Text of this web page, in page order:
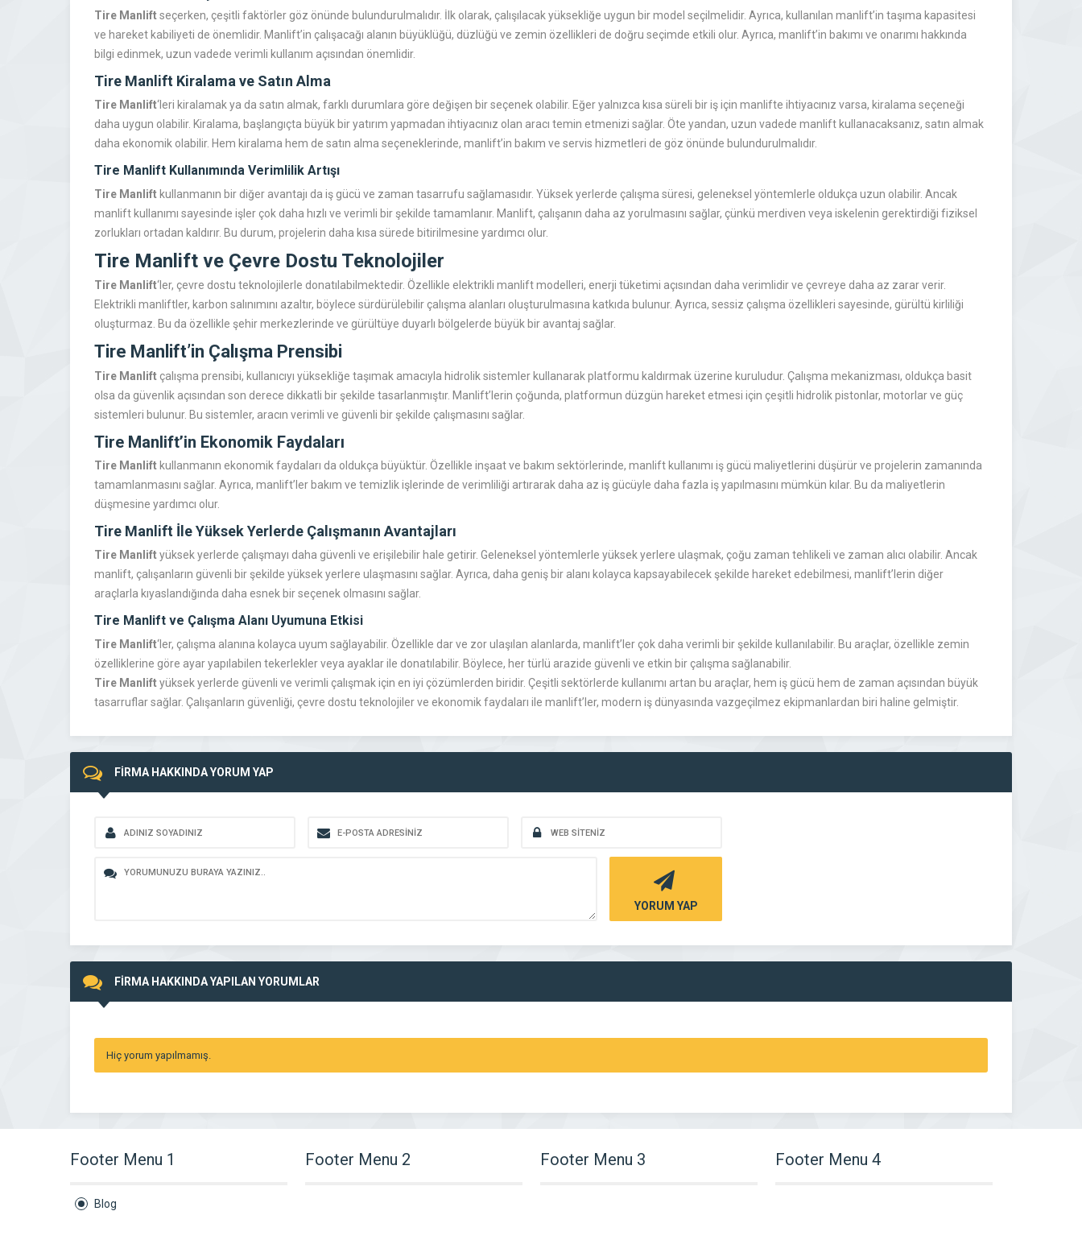
Tire Manliftseçerken, çeşitli faktörler göz önünde bulundurulmalıdır. İlk olarak, çalışılacak yüksekliğe uygun bir model seçilmelidir. Ayrıca, kullanılan manlift’in taşıma kapasitesi
ve hareket kabiliyeti de önemlidir. Manlift’in çalışacağı alanın büyüklüğü, düzlüğü ve zemin özellikleri de doğru seçimde etkili olur. Ayrıca, manlift’in bakımı ve onarımı hakkında
bilgi edinmek, uzun vadede verimli kullanım açısından önemlidir.
Tire Manlift Kiralama ve Satın Alma
Tire Manlift‘leri kiralamak ya da satın almak, farklı durumlara göre değişen bir seçenek olabilir. Eğer yalnızca kısa süreli bir iş için manlifte ihtiyacınız varsa, kiralama seçeneği
daha uygun olabilir. Kiralama, başlangıçta büyük bir yatırım yapmadan ihtiyacınız olan aracı temin etmenizi sağlar. Öte yandan, uzun vadede manlift kullanacaksanız, satın almak
daha ekonomik olabilir. Hem kiralama hem de satın alma seçeneklerinde, manlift’in bakım ve servis hizmetleri de göz önünde bulundurulmalıdır.
Tire Manlift Kullanımında Verimlilik Artışı
Tire Manlift kullanmanın bir diğer avantajı da iş gücü ve zaman tasarrufu sağlamasıdır. Yüksek yerlerde çalışma süresi, geleneksel yöntemlerle oldukça uzun olabilir. Ancak
manlift kullanımı sayesinde işler çok daha hızlı ve verimli bir şekilde tamamlanır. Manlift, çalışanın daha az yorulmasını sağlar, çünkü merdiven veya iskelenin gerektirdiği fiziksel
zorlukları ortadan kaldırır. Bu durum, projelerin daha kısa sürede bitirilmesine yardımcı olur.
Tire Manlift ve Çevre Dostu Teknolojiler
Tire Manlift‘ler, çevre dostu teknolojilerle donatılabilmektedir. Özellikle elektrikli manlift modelleri, enerji tüketimi açısından daha verimlidir ve çevreye daha az zarar verir.
Elektrikli manliftler, karbon salınımını azaltır, böylece sürdürülebilir çalışma alanları oluşturulmasına katkıda bulunur. Ayrıca, sessiz çalışma özellikleri sayesinde, gürültü kirliliği
oluşturmaz. Bu da özellikle şehir merkezlerinde ve gürültüye duyarlı bölgelerde büyük bir avantaj sağlar.
Tire Manlift’in Çalışma Prensibi
Tire Manlift çalışma prensibi, kullanıcıyı yüksekliğe taşımak amacıyla hidrolik sistemler kullanarak platformu kaldırmak üzerine kuruludur. Çalışma mekanizması, oldukça basit
olsa da güvenlik açısından son derece dikkatli bir şekilde tasarlanmıştır. Manlift’lerin çoğunda, platformun düzgün hareket etmesi için çeşitli hidrolik pistonlar, motorlar ve güç
sistemleri bulunur. Bu sistemler, aracın verimli ve güvenli bir şekilde çalışmasını sağlar.
Tire Manlift’in Ekonomik Faydaları
Tire Manlift kullanmanın ekonomik faydaları da oldukça büyüktür. Özellikle inşaat ve bakım sektörlerinde, manlift kullanımı iş gücü maliyetlerini düşürür ve projelerin zamanında
tamamlanmasını sağlar. Ayrıca, manlift’ler bakım ve temizlik işlerinde de verimliliği artırarak daha az iş gücüyle daha fazla iş yapılmasını mümkün kılar. Bu da maliyetlerin
düşmesine yardımcı olur.
Tire Manlift İle Yüksek Yerlerde Çalışmanın Avantajları
Tire Manliftyüksek yerlerde çalışmayı daha güvenli ve erişilebilir hale getirir. Geleneksel yöntemlerle yüksek yerlere ulaşmak, çoğu zaman tehlikeli ve zaman alıcı olabilir. Ancak
manlift, çalışanların güvenli bir şekilde yüksek yerlere ulaşmasını sağlar. Ayrıca, daha geniş bir alanı kolayca kapsayabilecek şekilde hareket edebilmesi, manlift’lerin diğer
araçlarla kıyaslandığında daha esnek bir seçenek olmasını sağlar.
Tire Manlift ve Çalışma Alanı Uyumuna Etkisi
Tire Manlift‘ler, çalışma alanına kolayca uyum sağlayabilir. Özellikle dar ve zor ulaşılan alanlarda, manlift’ler çok daha verimli bir şekilde kullanılabilir. Bu araçlar, özellikle zemin
özelliklerine göre ayar yapılabilen tekerlekler veya ayaklar ile donatılabilir. Böylece, her türlü arazide güvenli ve etkin bir çalışma sağlanabilir.
Tire Manliftyüksek yerlerde güvenli ve verimli çalışmak için en iyi çözümlerden biridir. Çeşitli sektörlerde kullanımı artan bu araçlar, hem iş gücü hem de zaman açısından büyük
tasarruflar sağlar. Çalışanların güvenliği, çevre dostu teknolojiler ve ekonomik faydaları ile manlift’ler, modern iş dünyasında vazgeçilmez ekipmanlardan biri haline gelmiştir.
FİRMA HAKKINDA YORUM YAP
YORUM YAP
FİRMA HAKKINDA YAPILAN YORUMLAR
Hiç yorum yapılmamış.
Footer Menu 1
Blog
Footer Menu 2 Footer Menu 3 Footer Menu 4